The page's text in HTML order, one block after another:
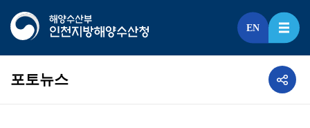
EN
포토뉴스